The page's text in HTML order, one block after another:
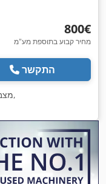
‏800 ‏€
מחיר קבוע בתוספת מע"מ
התקשר
,